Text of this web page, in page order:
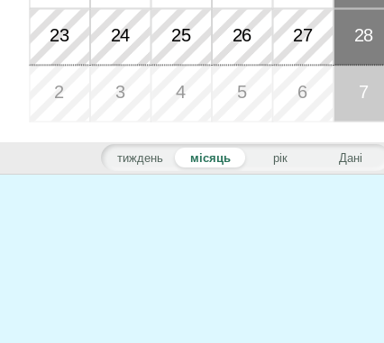
тиждень місяць рік Дані
23 24 25 26 27 28
2 3 4 5 6 7